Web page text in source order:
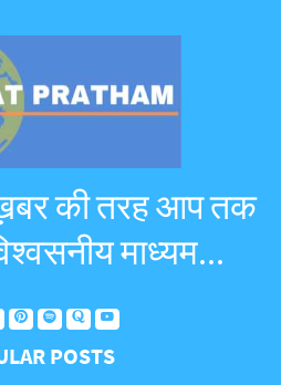
की तरह आप तक
माध्यम...
POSTS